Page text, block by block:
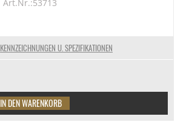
KENNZEICHNUNGEN U. SPEZIFIKATIONEN
Art.Nr.:53713